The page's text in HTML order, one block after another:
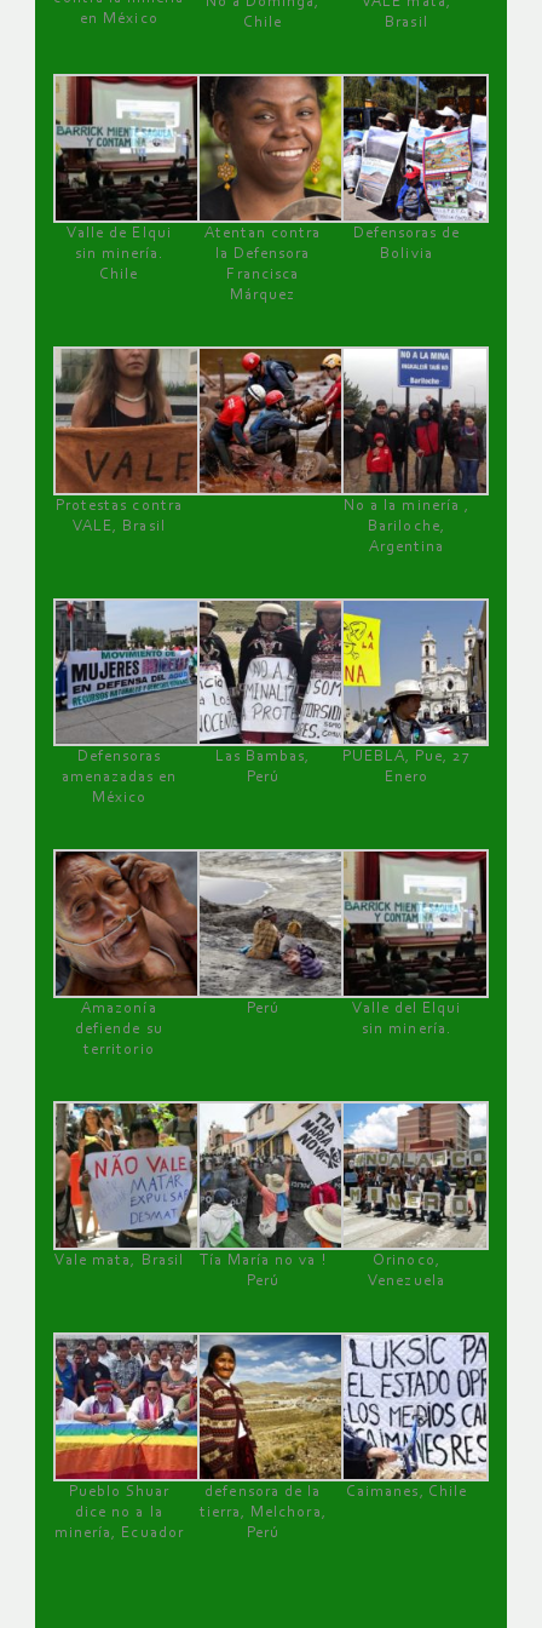
en México
Chile
Brasil
Valle de Elqui
sin minería.
Chile
Atentan contra
la Defensora
Francisca
Márquez
Defensoras de
Bolivia
Protestas contra
VALE, Brasil
No a la minería ,
Bariloche,
Argentina
Defensoras
amenazadas en
México
Las Bambas,
Perú
PUEBLA, Pue, 27
Enero
Amazonía
defiende su
territorio
Perú
Valle del Elqui
sin minería.
Vale mata, Brasil
Tía María no va !
Perú
Orinoco,
Venezuela
Pueblo Shuar
dice no a la
minería, Ecuador
defensora de la
tierra, Melchora,
Perú
Caimanes, Chile